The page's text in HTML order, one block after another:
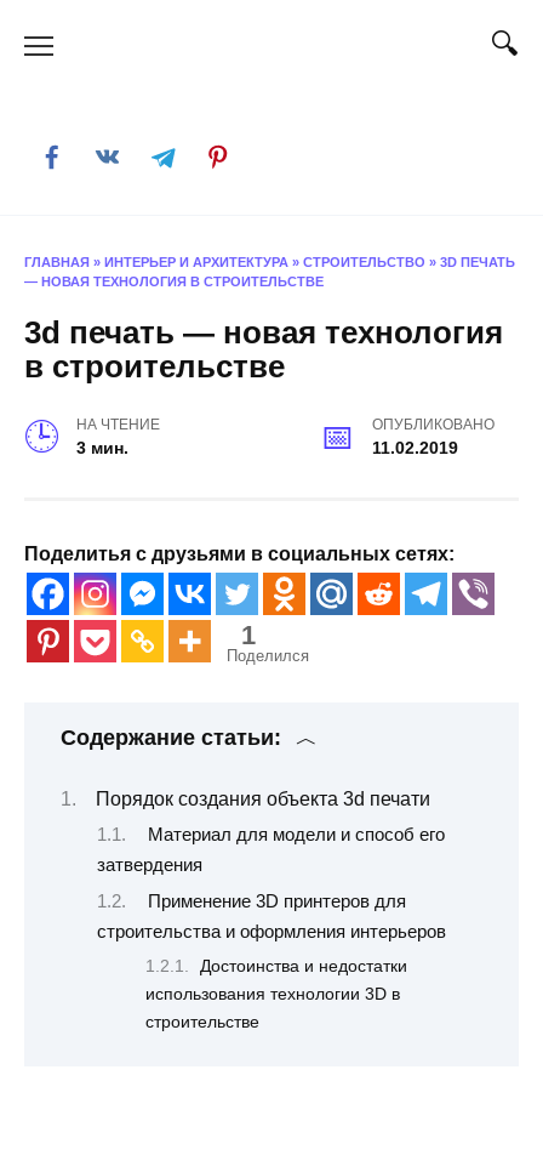
ГЛАВНАЯ » ИНТЕРЬЕР И АРХИТЕКТУРА » СТРОИТЕЛЬСТВО » 3D ПЕЧАТЬ
— НОВАЯ ТЕХНОЛОГИЯ В СТРОИТЕЛЬСТВЕ
3d печать — новая технология
в строительстве
НА ЧТЕНИЕ
3 мин.
ОПУБЛИКОВАНО
11.02.2019
Поделитья с друзьями в социальных сетях:
1
Поделился
Содержание статьи:
Порядок создания объекта 3d печати
Материал для модели и способ его
затвердения
Применение 3D принтеров для
строительства и оформления интерьеров
Достоинства и недостатки
использования технологии 3D в
строительстве